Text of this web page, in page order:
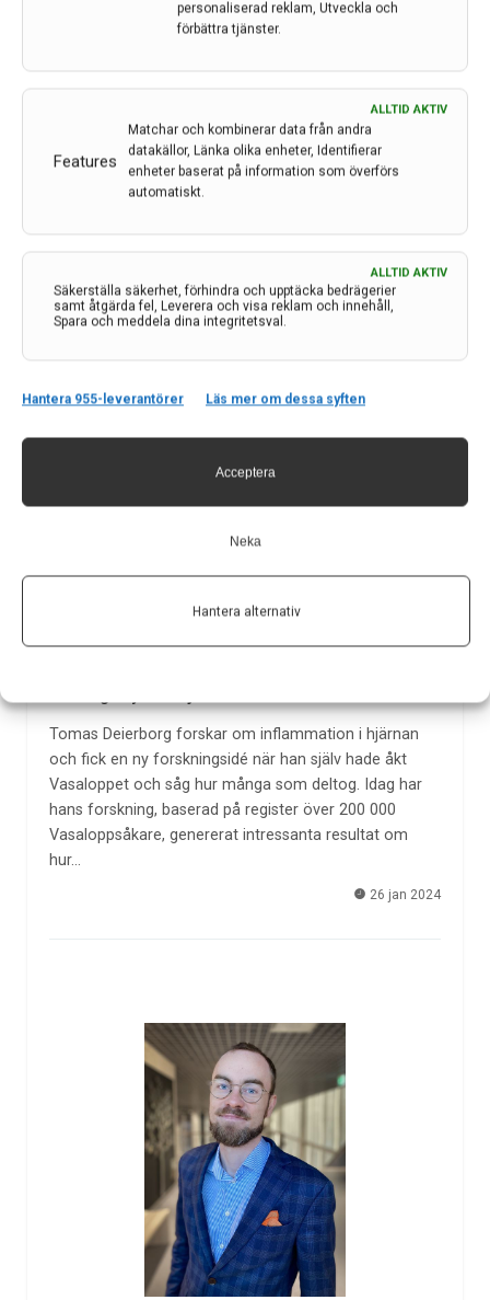
personaliserad reklam, Utveckla och
förbättra tjänster.
Features
ALLTID AKTIV
Matchar och kombinerar data från andra
datakällor, Länka olika enheter, Identifierar
enheter baserat på information som överförs
automatiskt.
Säkerställa säkerhet, förhindra och upptäcka bedrägerier
samt åtgärda fel, Leverera och visa reklam och innehåll,
Spara och meddela dina integritetsval.
ALLTID AKTIV
Hantera 955-leverantörer Läs mer om dessa syften
Acceptera
Neka
Hantera alternativ
Tuberös skleros är en svår medfödd sjukdom där
majoriteten också har epilepsi. Trots tung
krampförebyggande medicinering är det få som
uppnår anfallsfrihet och många har fortsatt dagliga
5 feb 2024
Tomas Deierborg forskar om inflammation i hjärnan
och fick en ny forskningsidé när han själv hade åkt
Vasaloppet och såg hur många som deltog. Idag har
hans forskning, baserad på register över 200 000
Vasaloppsåkare, genererat intressanta resultat om
hur…
26 jan 2024